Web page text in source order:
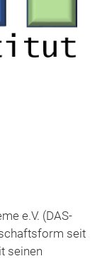
e.V. (DAS-
seit
seinen